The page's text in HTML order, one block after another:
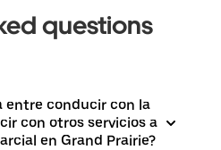
questions
entre conducir con la
con otros servicios a
en Grand Prairie?